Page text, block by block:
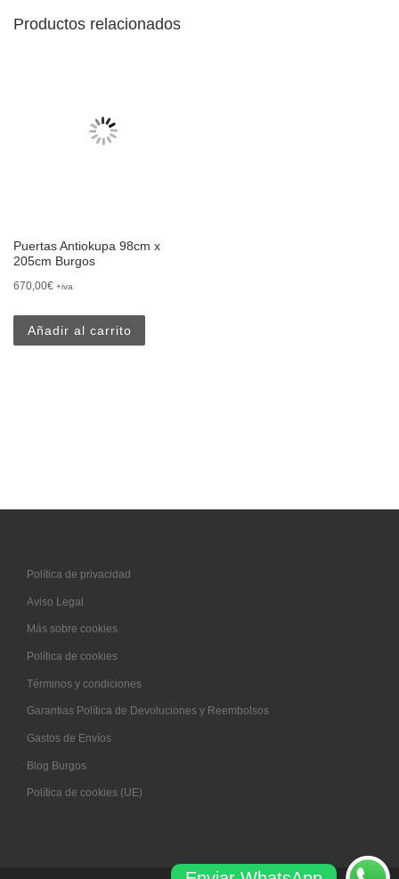
Productos relacionados
Puertas Antiokupa 98cm x
205cm Burgos
670,00€ +iva
Añadir al carrito
Política de privacidad
Aviso Legal
Más sobre cookies
Política de cookies
Términos y condiciones
Garantias Política de Devoluciones y Reembolsos
Gastos de Envíos
Blog Burgos
Política de cookies (UE)